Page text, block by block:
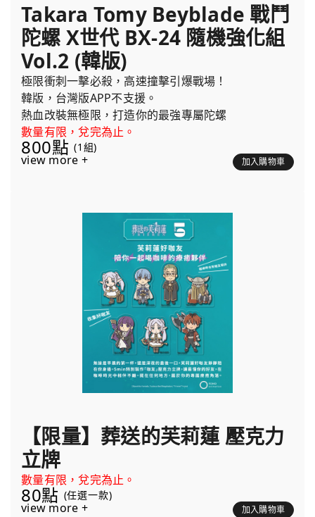
Takara Tomy Beyblade 戰鬥
陀螺 X世代 BX-24 隨機強化組
Vol.2 (韓版)
極限衝刺一擊必殺，高速撞擊引爆戰場！
韓版，台灣版APP不支援。
熱血改裝無極限，打造你的最強專屬陀螺
數量有限，兌完為止。
800點 (1組)
view more + 加入購物車
【限量】葬送的芙莉蓮 壓克力
立牌
數量有限，兌完為止。
80點 (任選一款)
view more + 加入購物車